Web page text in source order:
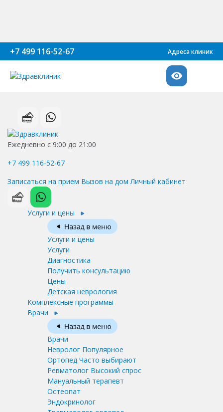
+7 499 116-52-67 Адреса клиник
Ежедневно с 9:00 до 21:00
+7 499 116-52-67
Записаться на прием Вызов на дом Личный кабинет
Услуги и цены
Услуги и цены
Услуги
Диагностика
Получить консультацию
Цены
Детская неврология
Комплексные программы
Врачи
Врачи
Невролог Популярное
Ортопед Часто выбирают
Ревматолог Высокий спрос
Мануальный терапевт
Остеопат
Эндокринолог